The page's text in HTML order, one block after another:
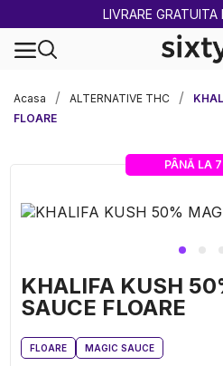
2 CUMPĂRATE =
Acasa
ALTERNATIVE THC
FLOARE
PÂNĂ LA
KHALIFA KUSH
SAUCE FLOARE
FLOARE MAGIC SAUCE